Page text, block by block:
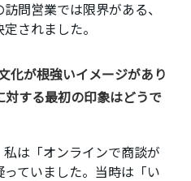
問営業では限界がある、
されました。
化が根強いイメージがあり
対する最初の印象はどうで
私は「オンラインで商談が
ていました。当時は「い